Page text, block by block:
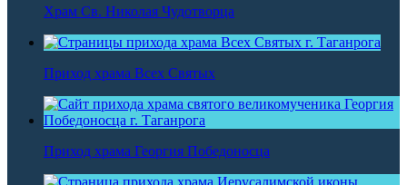
Храм Св. Николая Чудотворца
Приход храма Всех Святых
Приход храма Георгия Победоносца